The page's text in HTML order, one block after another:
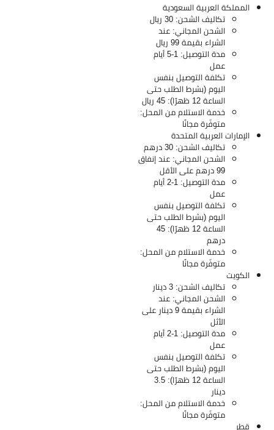
المملكة العربية السعودية
تكاليف الشحن: 30 ريال
الشحن المجاني: عند
الشراء بقيمة 99 ريال
مدة التوصيل: 1-5 أيام
عمل
تكلفة التوصيل بنفس
اليوم (بشرط الطلب حتى
الساعة 12 ظهرًا): 45 ريال
خدمة الاستلام من المحل:
متوفّرة مجانًا
الإمارات العربية المتحدة
تكاليف الشحن: 30 درهم
الشحن المجاني: عند إنفاق
99 درهم على الأقل
مدة التوصيل: 1-2 أيام
عمل
تكلفة التوصيل بنفس
اليوم (بشرط الطلب حتى
الساعة 12 ظهرًا): 45
درهم
خدمة الاستلام من المحل:
متوفّرة مجانًا
الكويت
تكاليف الشحن: 3 دينار
الشحن المجاني: عند
الشراء بقيمة 9 دينار على
الأثل
مدة التوصيل: 1-2 أيام
عمل
تكلفة التوصيل بنفس
اليوم (بشرط الطلب حتى
الساعة 12 ظهرًا): 3.5
دينار
خدمة الاستلام من المحل:
متوفّرة مجانًا
قطر